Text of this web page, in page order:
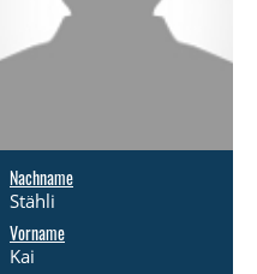
Nachname
Stähli
Vorname
Kai